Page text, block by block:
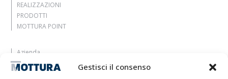
Gestisci il consenso
REALIZZAZIONI
PRODOTTI
MOTTURA POINT
Azienda
Lasciati ispirare
Contatti